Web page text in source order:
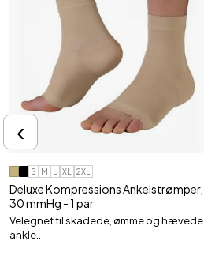
S M XL 2XL
Deluxe Kompressions Ankelstrømper,
30 mmHg - 1 par
Velegnet til skadede, ømme og hævede
ankle..
‹